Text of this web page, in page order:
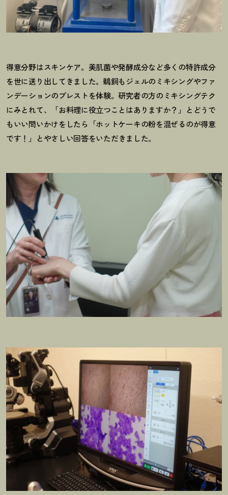
得意分野はスキンケア。美肌菌や発酵成分など多くの特許成分
を世に送り出してきました。鵜飼もジェルのミキシングやファ
ンデーションのプレストを体験。研究者の方のミキシングテク
にみとれて、「お料理に役立つことはありますか？ 」とどうで
もいい問いかけをしたら「ホットケーキの粉を混ぜるのが得意
です ！ 」とやさしい回答をいただきました。